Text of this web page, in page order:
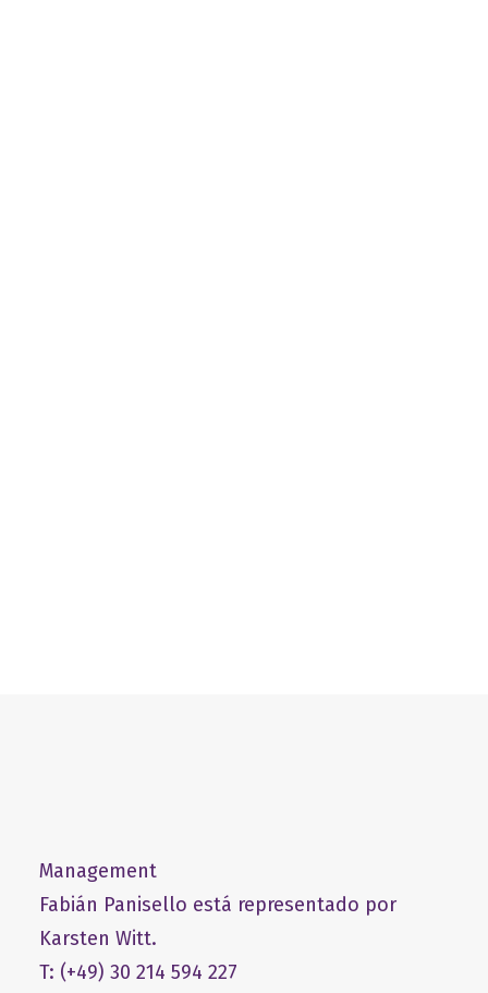
Management
Fabián Panisello está representado por
Karsten Witt.
T: (+49) 30 214 594 227